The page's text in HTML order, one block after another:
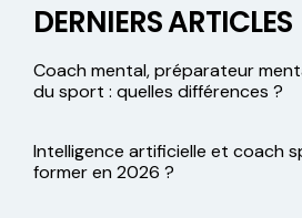
DERNIERS ARTICLES
Coach mental, préparateur
du sport : quelles différences ?
Intelligence artificielle et coach
former en 2026 ?